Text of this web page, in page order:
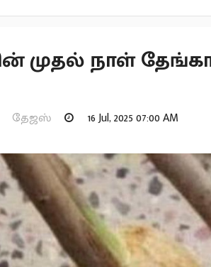
முதல் நாள்
தேஜஸ் 16 Jul, 2025 07:00 AM